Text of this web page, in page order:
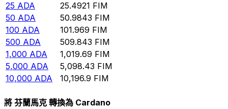
25 ADA 25.4921 FIM
50 ADA 50.9843 FIM
100 ADA 101.969 FIM
500 ADA 509.843 FIM
1,000 ADA 1,019.69 FIM
5,000 ADA 5,098.43 FIM
10,000 ADA 10,196.9 FIM
將 芬蘭馬克 轉換為 Cardano